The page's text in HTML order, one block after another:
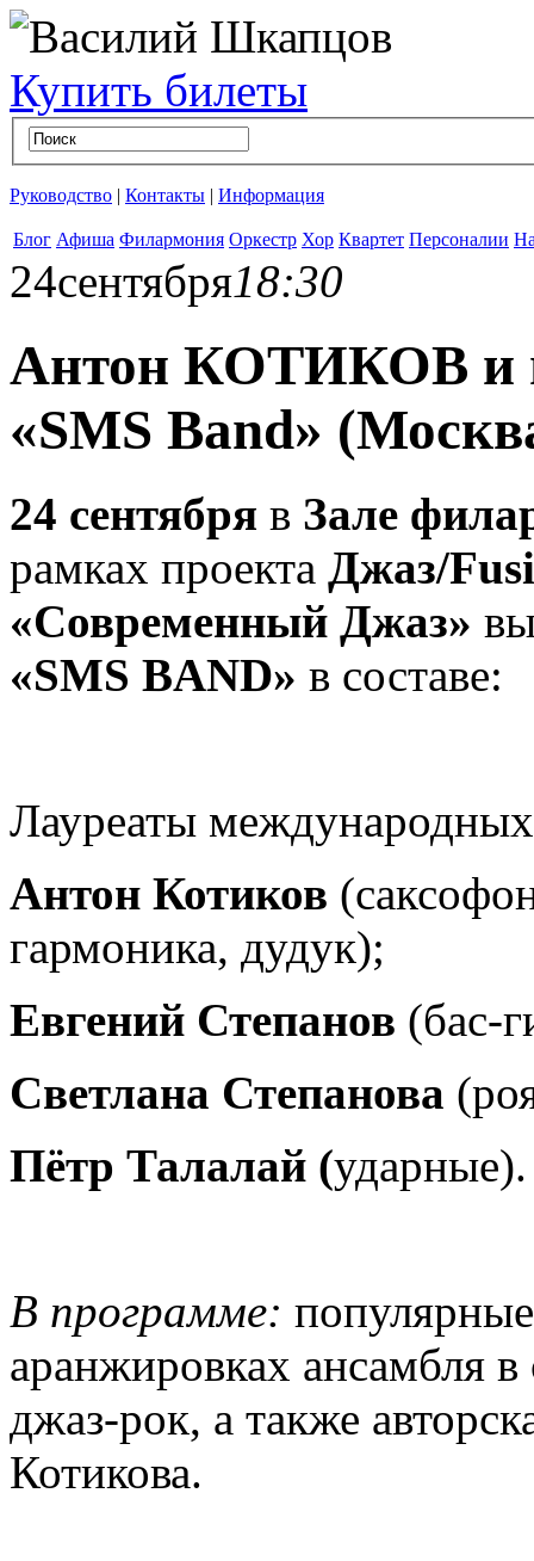
Купить билеты
Руководство | Контакты | Информация
Блог Афиша Филармония Оркестр Хор Квартет Персоналии
24сентября18:30
Антон КОТИКОВ и
«SMS Band»
24 сентября в Зале
рамках проекта Джаз/
«Современный Джаз»
«SMS BAND» в составе:
Лауреаты
Антон Котиков
гармоника, дудук);
Евгений Степанов (бас-
Светлана Степанова
Пётр Талалай (ударные).
В программе:
аранжировках ансамбля
джаз-рок, а также
Котикова.